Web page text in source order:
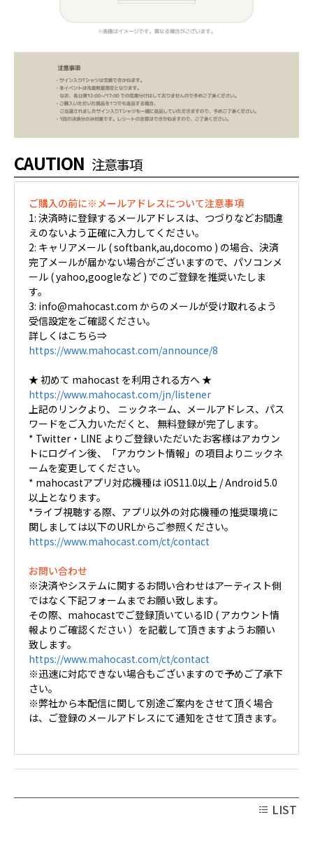
CAUTION 注意事項
ご購入の前に※メールアドレスについて注意事項
1: 決済時に登録するメールアドレスは、つづりなどお間違
えのないよう正確に入力してください。
2: キャリアメール ( softbank,au,docomo ) の場合、決済
完了メールが届かない場合がございますので、パソコンメ
ール ( yahoo,googleなど ) でのご登録を推奨いたしま
す。
3: info@mahocast.com からのメールが受け取れるよう
受信設定をご確認ください。
詳しくはこちら⇒
https://www.mahocast.com/announce/8
★ 初めて mahocast を利用される方へ ★
https://www.mahocast.com/jn/listener
上記のリンクより、 ニックネーム、メールアドレス、パス
ワードをご入力いただくと、 無料登録が完了します。
* Twitter・LINE よりご登録いただいたお客様はアカウン
トにログイン後、「アカウント情報」の項目よりニックネ
ームを変更してください。
* mahocastアプリ対応機種は iOS11.0以上 / Android 5.0
以上となります。
*ライブ視聴する際、アプリ以外の対応機種の推奨環境に
関しましては以下のURLからご参照ください。
https://www.mahocast.com/ct/contact
お問い合わせ
※決済やシステムに関するお問い合わせはアーティスト側
ではなく下記フォームまでお願い致します。
その際、mahocastでご登録頂いているID ( アカウント情
報よりご確認ください ）を記載して頂きますようお願い
致します。
https://www.mahocast.com/ct/contact
※迅速に対応できない場合もございますので予めご了承下
さい。
※弊社から本配信に関して別途ご案内をさせて頂く場合
は、ご登録のメールアドレスにて通知をさせて頂きます。
LIST